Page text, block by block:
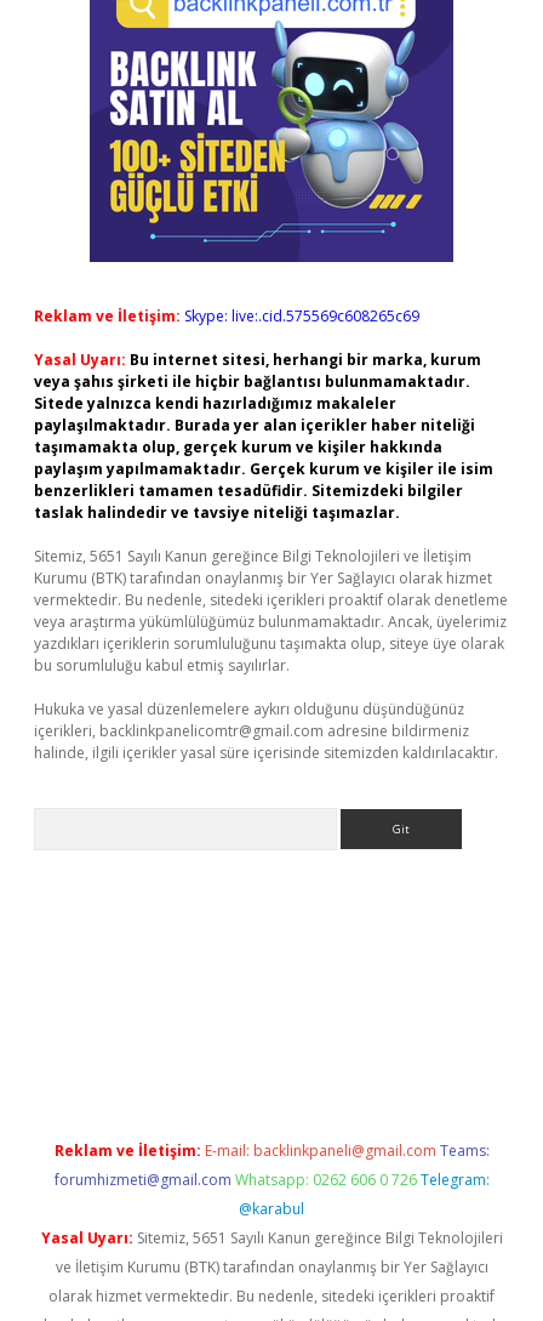
Reklam ve İletişim: Skype: live:.cid.575569c608265c69
Yasal Uyarı: Bu internet sitesi, herhangi bir marka, kurum
veya şahıs şirketi ile hiçbir bağlantısı bulunmamaktadır.
Sitede yalnızca kendi hazırladığımız makaleler
paylaşılmaktadır. Burada yer alan içerikler haber niteliği
taşımamakta olup, gerçek kurum ve kişiler hakkında
paylaşım yapılmamaktadır. Gerçek kurum ve kişiler ile isim
benzerlikleri tamamen tesadüfidir. Sitemizdeki bilgiler
taslak halindedir ve tavsiye niteliği taşımazlar.
Sitemiz, 5651 Sayılı Kanun gereğince Bilgi Teknolojileri ve İletişim
Kurumu (BTK) tarafından onaylanmış bir Yer Sağlayıcı olarak hizmet
vermektedir. Bu nedenle, sitedeki içerikleri proaktif olarak denetleme
veya araştırma yükümlülüğümüz bulunmamaktadır. Ancak, üyelerimiz
yazdıkları içeriklerin sorumluluğunu taşımakta olup, siteye üye olarak
bu sorumluluğu kabul etmiş sayılırlar.
Hukuka ve yasal düzenlemelere aykırı olduğunu düşündüğünüz
içerikleri, backlinkpanelicomtr@gmail.com adresine bildirmeniz
halinde, ilgili içerikler yasal süre içerisinde sitemizden kaldırılacaktır.
Reklam ve İletişim: E-mail: backlinkpaneli@gmail.com Teams:
forumhizmeti@gmail.com Whatsapp: 0262 606 0 726 Telegram:
@karabul
Yasal Uyarı: Sitemiz, 5651 Sayılı Kanun gereğince Bilgi Teknolojileri
ve İletişim Kurumu (BTK) tarafından onaylanmış bir Yer Sağlayıcı
olarak hizmet vermektedir. Bu nedenle, sitedeki içerikleri proaktif